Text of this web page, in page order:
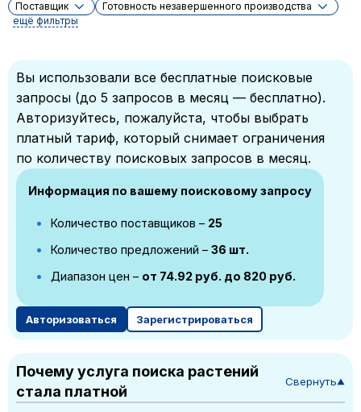
Поставщик
Готовность незавершенного производства
ещё фильтры
Вы использовали все бесплатные поисковые
запросы (до 5 запросов в месяц — бесплатно).
Авторизуйтесь, пожалуйста, чтобы выбрать
платный тариф, который снимает ограничения
по количеству поисковых запросов в месяц.
Информация по вашему поисковому запросу
Количество поставщиков – 25
Количество предложений – 36 шт.
Диапазон цен – от 74.92 руб. до 820 руб.
Авторизоваться Зарегистрироваться
Почему услуга поиска растений
стала платной
Свернуть▼